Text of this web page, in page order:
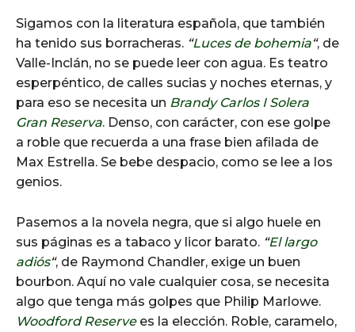
Sigamos con la literatura española, que también
ha tenido sus borracheras. “Luces de bohemia“, de
Valle-Inclán, no se puede leer con agua. Es teatro
esperpéntico, de calles sucias y noches eternas, y
para eso se necesita un Brandy Carlos I Solera
Gran Reserva. Denso, con carácter, con ese golpe
a roble que recuerda a una frase bien afilada de
Max Estrella. Se bebe despacio, como se lee a los
genios.
Pasemos a la novela negra, que si algo huele en
sus páginas es a tabaco y licor barato. “El largo
adiós“, de Raymond Chandler, exige un buen
bourbon. Aquí no vale cualquier cosa, se necesita
algo que tenga más golpes que Philip Marlowe.
Woodford Reservees la elección. Roble, caramelo,